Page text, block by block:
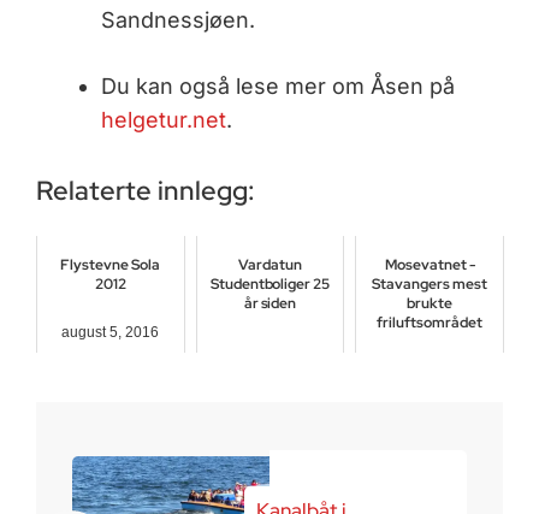
Sandnessjøen.
Du kan også lese mer om Åsen på
helgetur.net.
Relaterte innlegg:
Flystevne Sola
2012
august 5, 2016
Vardatun
Studentboliger 25
år siden
Mosevatnet -
Stavangers mest
brukte
friluftsområdet